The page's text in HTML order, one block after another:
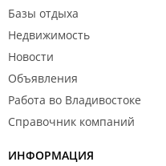
Базы отдыха
Недвижимость
Новости
Объявления
Работа во Владивостоке
Справочник компаний
ИНФОРМАЦИЯ